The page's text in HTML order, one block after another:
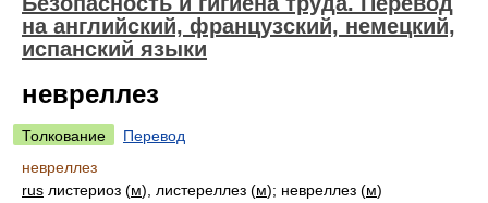
на английский, французский, немецкий,
испанский языки
невреллез
Толкование
Перевод
невреллез
rus листериоз (м), листереллез (м); невреллез (м)